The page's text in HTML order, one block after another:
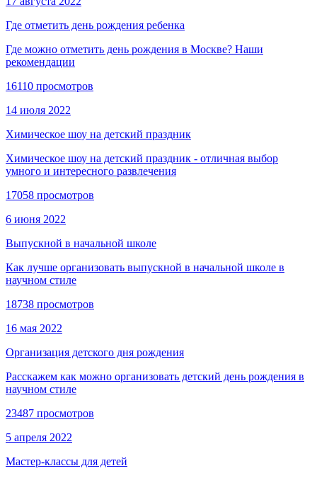
Где отметить день рождения ребенка
Где можно отметить день рождения в Москве? Наши
рекомендации
16110 просмотров
14 июля 2022
Химическое шоу на детский праздник
Химическое шоу на детский праздник - отличная выбор
умного и интересного развлечения
17058 просмотров
6 июня 2022
Выпускной в начальной школе
Как лучше организовать выпускной в начальной школе в
научном стиле
18738 просмотров
16 мая 2022
Организация детского дня рождения
Расскажем как можно организовать детский день рождения в
научном стиле
23487 просмотров
5 апреля 2022
Мастер-классы для детей